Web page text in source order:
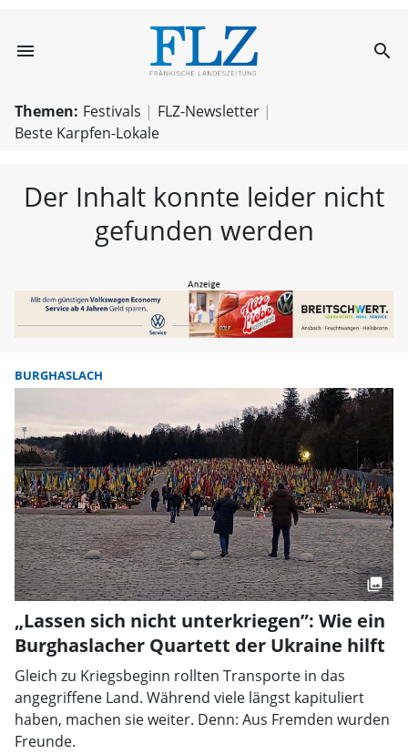
menu FLZ – search
Themen: Festivals
FLZ-Newsletter
Beste Karpfen-Lokale
Der Inhalt konnte leider nicht
gefunden werden
BURGHASLACH
„Lassen sich nicht unterkriegen”: Wie ein
Burghaslacher Quartett der Ukraine hilft
Gleich zu Kriegsbeginn rollten Transporte in das
angegriffene Land. Während viele längst kapituliert
haben, machen sie weiter. Denn: Aus Fremden wurden
Freunde.